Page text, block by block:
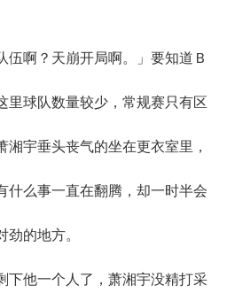
啊？天崩开局啊。」要知道Ｂ
里球队数量较少，常规赛只有区
宇垂头丧气的坐在更衣室里，
什么事一直在翻腾，却一时半会
的地方。
他一个人了，萧湘宇没精打采